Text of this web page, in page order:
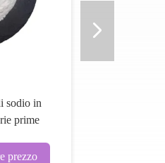
sodio in
prime
prezzo